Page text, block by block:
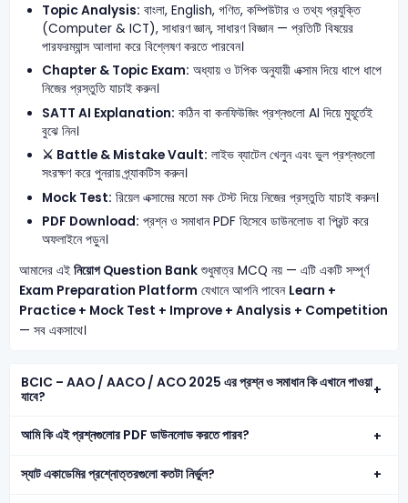
Topic Analysis: বাংলা, English, গণিত, কম্পিউটার ও তথ্য প্রযুক্তি
(Computer & ICT), সাধারণ জ্ঞান, সাধারণ বিজ্ঞান — প্রতিটি বিষয়ের
পারফরম্যান্স আলাদা করে বিশ্লেষণ করতে পারবেন।
Chapter & Topic Exam: অধ্যায় ও টপিক অনুযায়ী এক্সাম দিয়ে ধাপে ধাপে
নিজের প্রস্তুতি যাচাই করুন।
SATT AI Explanation: কঠিন বা কনফিউজিং প্রশ্নগুলো AI দিয়ে মুহূর্তেই
বুঝে নিন।
⚔️ Battle & Mistake Vault: লাইভ ব্যাটেল খেলুন এবং ভুল প্রশ্নগুলো
সংরক্ষণ করে পুনরায় প্র্যাকটিস করুন।
Mock Test: রিয়েল এক্সামের মতো মক টেস্ট দিয়ে নিজের প্রস্তুতি যাচাই করুন।
PDF Download: প্রশ্ন ও সমাধান PDF হিসেবে ডাউনলোড বা প্রিন্ট করে
অফলাইনে পড়ুন।
আমাদের এই নিয়োগ Question Bankশুধুমাত্র MCQ নয় — এটি একটি সম্পূর্ণ
Exam Preparation Platform যেখানে আপনি পাবেন Learn +
Practice + Mock Test + Improve + Analysis + Competition
— সব একসাথে।
BCIC – AAO / AACO / ACO 2025 এর প্রশ্ন ও সমাধান কি এখানে পাওয়া
যাবে?
আমি কি এই প্রশ্নগুলোর PDF ডাউনলোড করতে পারব?
স্যাট একাডেমির প্রশ্নোত্তরগুলো কতটা নির্ভুল?